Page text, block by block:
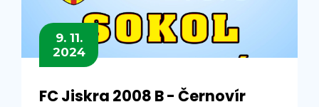
9. 11.
2024
FC Jiskra 2008 B - Černovír